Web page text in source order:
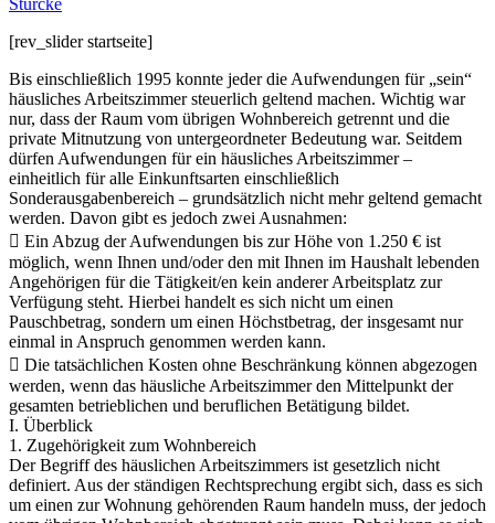
Stürcke
[rev_slider startseite]
Bis einschließlich 1995 konnte jeder die Aufwendungen für „sein“
häusliches Arbeitszimmer steuerlich geltend machen. Wichtig war
nur, dass der Raum vom übrigen Wohnbereich getrennt und die
private Mitnutzung von untergeordneter Bedeutung war. Seitdem
dürfen Aufwendungen für ein häusliches Arbeitszimmer –
einheitlich für alle Einkunftsarten einschließlich
Sonderausgabenbereich – grundsätzlich nicht mehr geltend gemacht
werden. Davon gibt es jedoch zwei Ausnahmen:
 Ein Abzug der Aufwendungen bis zur Höhe von 1.250 € ist
möglich, wenn Ihnen und/oder den mit Ihnen im Haushalt lebenden
Angehörigen für die Tätigkeit/en kein anderer Arbeitsplatz zur
Verfügung steht. Hierbei handelt es sich nicht um einen
Pauschbetrag, sondern um einen Höchstbetrag, der insgesamt nur
einmal in Anspruch genommen werden kann.
 Die tatsächlichen Kosten ohne Beschränkung können abgezogen
werden, wenn das häusliche Arbeitszimmer den Mittelpunkt der
gesamten betrieblichen und beruflichen Betätigung bildet.
I. Überblick
1. Zugehörigkeit zum Wohnbereich
Der Begriff des häuslichen Arbeitszimmers ist gesetzlich nicht
definiert. Aus der ständigen Rechtsprechung ergibt sich, dass es sich
um einen zur Wohnung gehörenden Raum handeln muss, der jedoch